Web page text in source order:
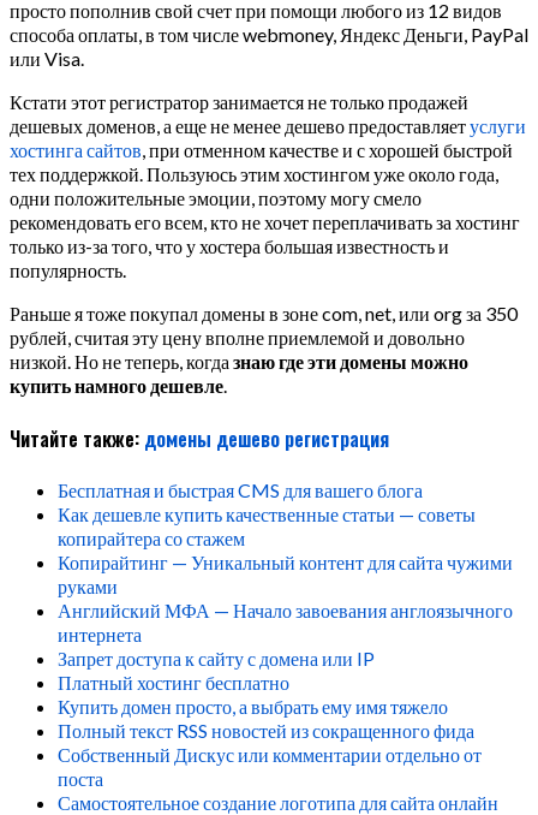
просто пополнив свой счет при помощи любого из 12 видов
способа оплаты, в том числе webmoney, Яндекс Деньги, PayPal
или Visa.
Кстати этот регистратор занимается не только продажей
дешевых доменов, а еще не менее дешево предоставляетуслуги
хостинга сайтов, при отменном качестве и с хорошей быстрой
тех поддержкой. Пользуюсь этим хостингом уже около года,
одни положительные эмоции, поэтому могу смело
рекомендовать его всем, кто не хочет переплачивать за хостинг
только из-за того, что у хостера большая известность и
популярность.
Раньше я тоже покупал домены в зоне com, net, или org за 350
рублей, считая эту цену вполне приемлемой и довольно
низкой. Но не теперь, когда знаю где эти домены можно
купить намного дешевле.
Читайте также: домены дешево регистрация
Бесплатная и быстрая CMS для вашего блога
Как дешевле купить качественные статьи — советы
копирайтера со стажем
Копирайтинг — Уникальный контент для сайта чужими
руками
Английский МФА — Начало завоевания англоязычного
интернета
Запрет доступа к сайту с домена или IP
Платный хостинг бесплатно
Купить домен просто, а выбрать ему имя тяжело
Полный текст RSS новостей из сокращенного фида
Собственный Дискус или комментарии отдельно от
поста
Самостоятельное создание логотипа для сайта онлайн